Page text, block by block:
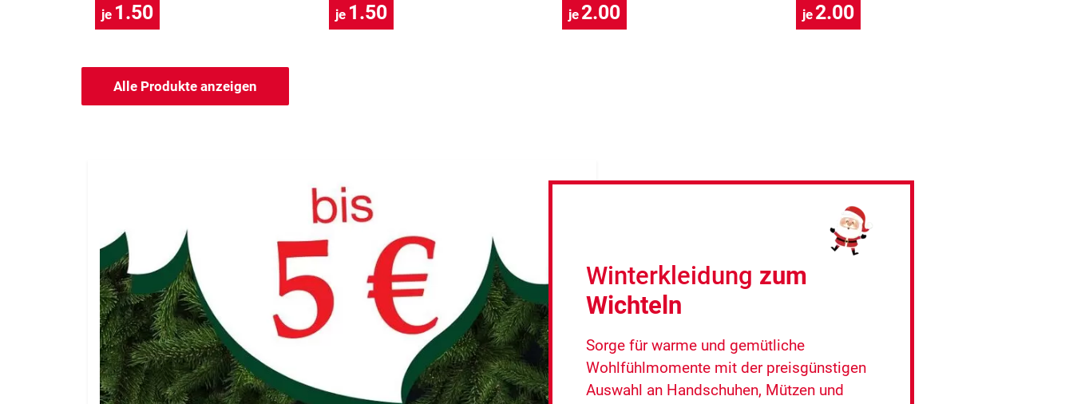
je 1.50 je 1.50 je 2.00 je 2.00
Alle Produkte anzeigen
Winterkleidung zum
Wichteln
Sorge für warme und gemütliche
Wohlfühlmomente mit der preisgünstigen
Auswahl an Handschuhen, Mützen und